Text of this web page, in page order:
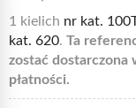
1 kielich nr kat.
kat. 620. Ta
zostać dostarczona
płatności.